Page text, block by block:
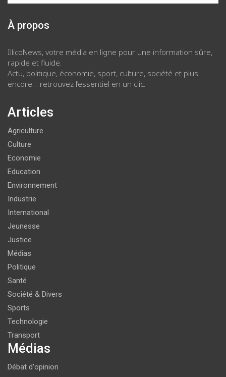
À propos
IllicoNews, votre média en ligne pour une information sûre,
rapide et fluide.
Actu, politique, économie, sport, culture, société et plus
encore… retrouvez l’essentiel en un clic.
Articles
Agriculture
Culture
Economie
Education
Environnement
Industrie
International
Jeunesse
Justice
Médias
Politique
Santé
Société & Divers
Sports
Technologie
Transport
Médias
Débat d'opinion